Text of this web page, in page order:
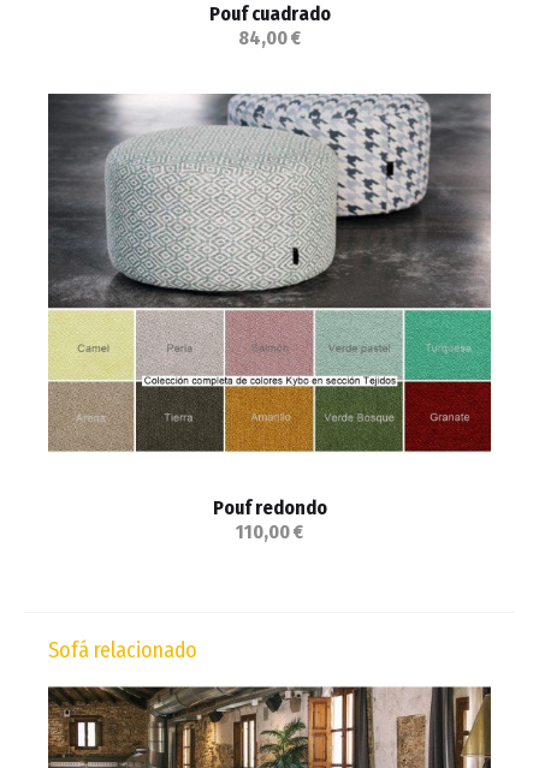
Pouf cuadrado
84,00 €
Pouf redondo
110,00 €
Sofá relacionado